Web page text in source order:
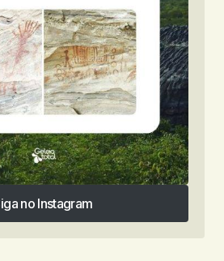
no Instagram
no Instagram